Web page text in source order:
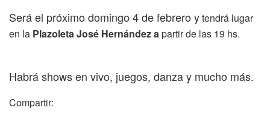
Será el próximo domingo 4 de febrero ytendrá lugar
en la Plazoleta José Hernández apartir de las 19 hs.
Habrá shows en vivo, juegos, danza y mucho más.
Compartir: